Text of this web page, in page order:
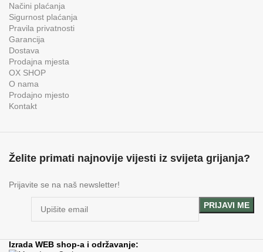
Načini plaćanja
Sigurnost plaćanja
Pravila privatnosti
Garancija
Dostava
Prodajna mjesta
OX SHOP
O nama
Prodajno mjesto
Kontakt
Želite primati najnovije vijesti iz svijeta grijanja?
Prijavite se na naš newsletter!
Izrada WEB shop-a i održavanje: